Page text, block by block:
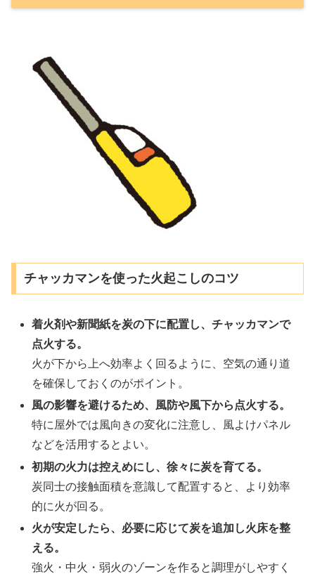
チャッカマンを使った火起こしのコツ
着火剤や新聞紙を炭の下に配置し、チャッカマンで
点火する。
火が下から上へ効率よく回るように、空気の通り道
を確保しておくのがポイント。
風の影響を避けるため、風防や風下から点火する。
特に屋外では風向きの変化に注意し、風よけパネル
などを活用するとよい。
初期の火力は控えめにし、徐々に炭を育てる。
炭同士の接触面積を意識して配置すると、より効率
的に火が回る。
火が安定したら、必要に応じて炭を追加し火床を整
える。
強火・中火・弱火のゾーンを作ると調理がしやすく